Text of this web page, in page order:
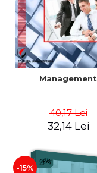
Management
40,17 Lei
32,14 Lei
-15%